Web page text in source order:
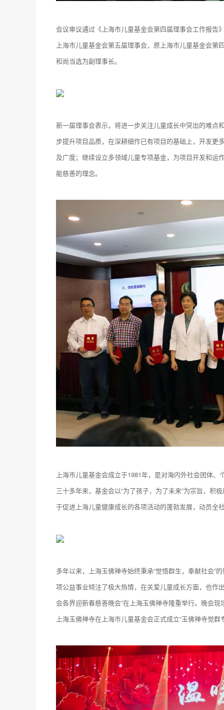
会议审议通过《上海市儿童基金会第四届理事会工作报告
上海市儿童基金会第五届理事会，原上海市儿童基金会
和尚当选为副理事长。
新一届理事会表示，将进一步关注儿童成长中突出的难点
步提升项目品质，在深耕细作已有项目的基础上，开发更
及广度；继续设立多领域儿童专项基金，为项目开发和运
能慈善的理念。
上海市儿童基金会成立于1981年，是对海内外社会团体
三十多年来，基金会以“为了孩子，为了未来”为宗旨，积
于促进上海儿童健康成长的各项活动的蓬勃发展，动员全
多年以来，上海玉佛禅寺始终秉承“觉悟群生，奉献社会”
项公益事业倾注了极大热情，在关爱儿童成长方面，也
会各界迎新春慈善晚会”在上海玉佛禅寺隆重举行。晚会
上海玉佛禅寺在上海市儿童基金会正式成立“玉佛禅寺觉群